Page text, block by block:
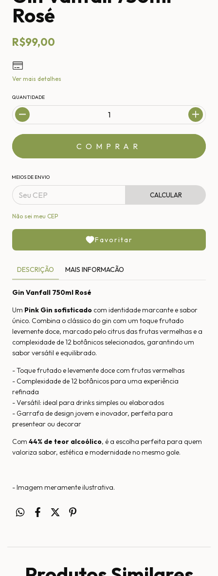
Rosé
R$99,00
Ver mais detalhes
QUANTIDADE
MEIOS DE ENVIO
CALCULAR
Não sei meu CEP
Favoritar
DESCRIÇÃO MAIS INFORMACÃO
Gin Vanfall 750ml Rosé
Um Pink Gin sofisticado com identidade marcante e sabor
único. Combina o clássico do gin com um toque frutado
levemente doce, marcado pelo citrus das frutas vermelhas e a
complexidade de 12 botânicos selecionados, garantindo um
sabor versátil e equilibrado.
- Toque frutado e levemente doce com frutas vermelhas
- Complexidade de 12 botânicos para uma experiência
refinada
- Versátil: ideal para drinks simples ou elaborados
- Garrafa de design jovem e inovador, perfeita para
presentear ou decorar
Com 44% de teor alcoólico, é a escolha perfeita para quem
valoriza sabor, estética e modernidade no mesmo gole.
- Imagem meramente ilustrativa.